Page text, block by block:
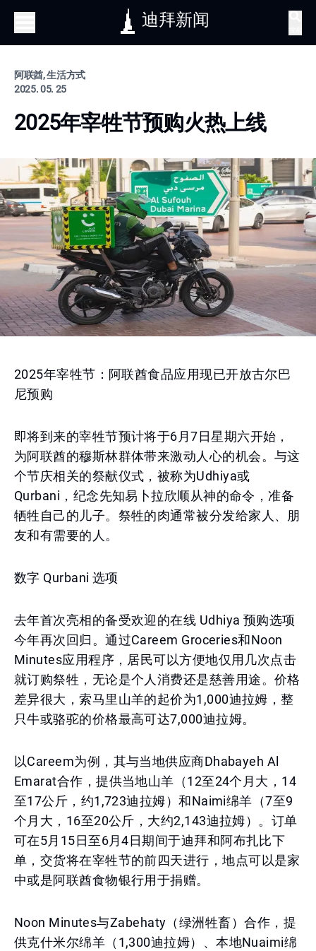
迪拜新闻
阿联酋, 生活方式
2025. 05. 25
2025年宰牲节预购火热上线
2025年宰牲节：阿联酋食品应用现已开放古尔巴
尼预购
即将到来的宰牲节预计将于6月7日星期六开始，
为阿联酋的穆斯林群体带来激动人心的机会。与这
个节庆相关的祭献仪式，被称为Udhiya或
Qurbani，纪念先知易卜拉欣顺从神的命令，准备
牺牲自己的儿子。祭牲的肉通常被分发给家人、朋
友和有需要的人。
数字 Qurbani 选项
去年首次亮相的备受欢迎的在线 Udhiya 预购选项
今年再次回归。通过Careem Groceries和Noon
Minutes应用程序，居民可以方便地仅用几次点击
就订购祭牲，无论是个人消费还是慈善用途。价格
差异很大，索马里山羊的起价为1,000迪拉姆，整
只牛或骆驼的价格最高可达7,000迪拉姆。
以Careem为例，其与当地供应商Dhabayeh Al
Emarat合作，提供当地山羊（12至24个月大，14
至17公斤，约1,723迪拉姆）和Naimi绵羊（7至9
个月大，16至20公斤，大约2,143迪拉姆）。订单
可在5月15日至6月4日期间于迪拜和阿布扎比下
单，交货将在宰牲节的前四天进行，地点可以是家
中或是阿联酋食物银行用于捐赠。
Noon Minutes与Zabehaty（绿洲牲畜）合作，提
供克什米尔绵羊（1,300迪拉姆）、本地Nuaimi绵